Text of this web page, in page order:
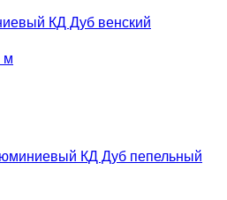
КД Дуб венский